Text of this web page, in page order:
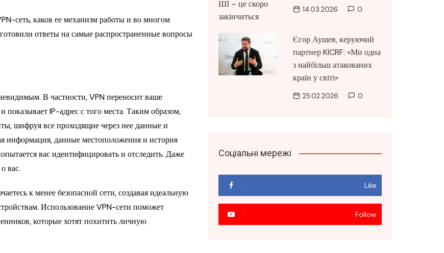
сеть, каков ее механизм работы и во многом
ответы на самые распространенные вопросы
В частности, VPN переносит ваше
IP-адрес с того места. Таким образом,
шифруя все проходящие через нее данные и
информация, данные местоположения и история
вас идентифицировать и отследить. Даже
вас.
к менее безопасной сети, создавая идеальную
Использование VPN-сети поможет
которые хотят похитить личную
14.03.2026 0
Єгор Аушев, керуючий
партнер KICRF: «Ми одна
з найбільш атакованих
країн у світі»
25.02.2026 0
Соціальні мережі
Like
Follow